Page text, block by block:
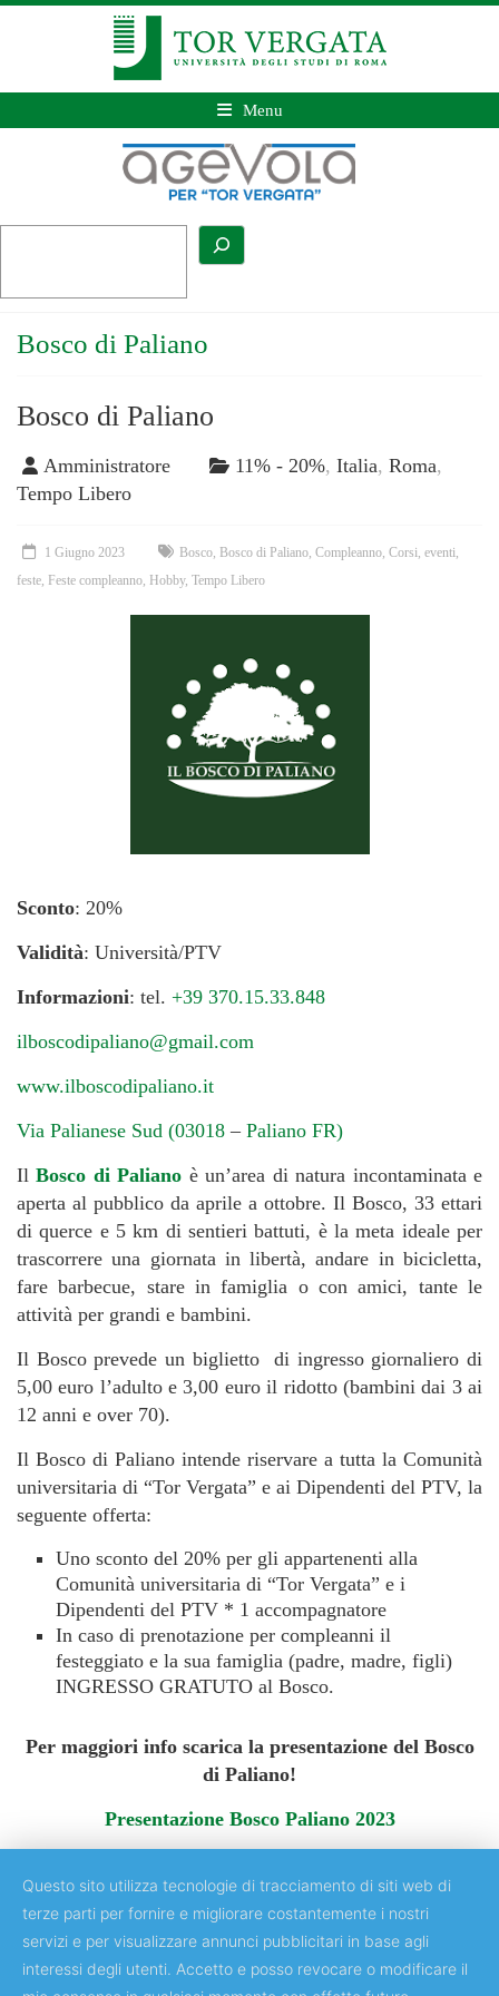
Menu
Bosco di Paliano
Bosco di Paliano
Amministratore 11% - 20%, Italia, Roma,
Tempo Libero
1 Giugno 2023 Bosco Bosco di Paliano Compleanno Corsi eventi
feste Feste compleanno Hobby, Tempo Libero
Sconto: 20%
Validità: Università/PTV
Informazioni: tel. +39 370.15.33.848
ilboscodipaliano@gmail.com
www.ilboscodipaliano.it
Via Palianese Sud (03018 – Paliano FR)
IlBosco di Paliano è un’area di natura incontaminata e
aperta al pubblico da aprile a ottobre. Il Bosco, 33 ettari
di querce e 5 km di sentieri battuti, è la meta ideale per
trascorrere una giornata in libertà, andare in bicicletta,
fare barbecue, stare in famiglia o con amici, tante le
attività per grandi e bambini.
Il Bosco prevede un biglietto di ingresso giornaliero di
5,00 euro l’adulto e 3,00 euro il ridotto (bambini dai 3 ai
12 anni e over 70).
Il Bosco di Paliano intende riservare a tutta la Comunità
universitaria di “Tor Vergata” e ai Dipendenti del PTV, la
seguente offerta:
Uno sconto del 20% per gli appartenenti alla
Comunità universitaria di “Tor Vergata” e i
Dipendenti del PTV * 1 accompagnatore
In caso di prenotazione per compleanni il
festeggiato e la sua famiglia (padre, madre, figli)
INGRESSO GRATUTO al Bosco.
Per maggiori info scarica la presentazione del Bosco
di Paliano!
Presentazione Bosco Paliano 2023
Copyright © 2018 Università degli Studi di Roma "Tor Vergata"
Questo sito utilizza tecnologie di tracciamento di siti web di
terze parti per fornire e migliorare costantemente i nostri
servizi e per visualizzare annunci pubblicitari in base agli
interessi degli utenti. Accetto e posso revocare o modificare il